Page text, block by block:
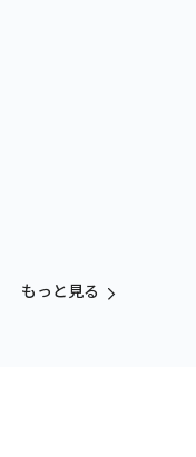
もっと見る